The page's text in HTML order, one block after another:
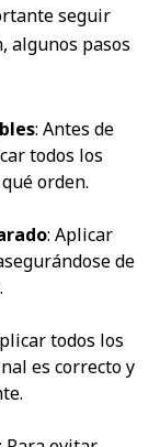
seguir
algunos pasos
: Antes de
todos los
orden.
: Aplicar
de
todos los
es correcto y